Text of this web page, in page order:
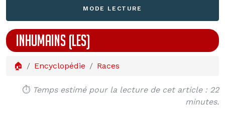
MODE LECTURE
INHUMAINS (LES)
🏠 Encyclopédie Races
⏱️ Temps estimé pour la lecture de cet article : 22
minutes.